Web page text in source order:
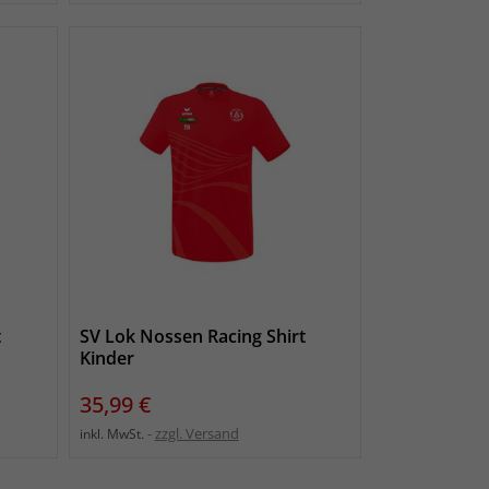
SV Lok Nossen Racing Shirt
Kinder
Preis
35,99 €
inkl. MwSt. zzgl. Versand